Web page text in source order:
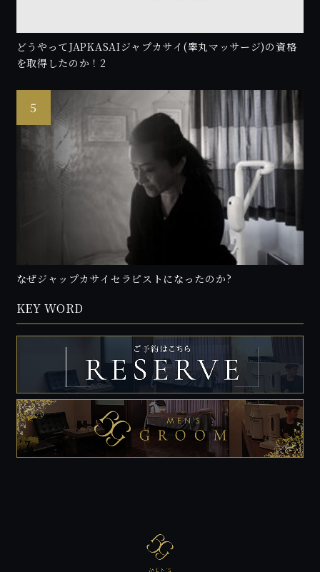
どうやってJAPKASAIジャプカサイ(睾丸マッサージ)の資格
を取得したのか！2
なぜジャップカサイセラピストになったのか?
KEY WORD